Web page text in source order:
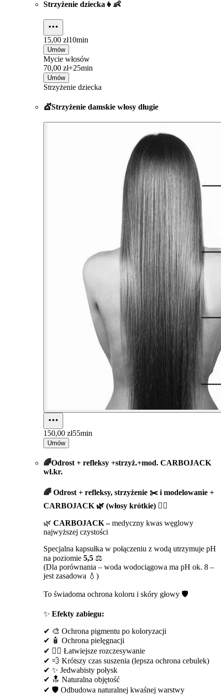
Strzyżenie dziecka👧👶
15,00 zł10min
Umów
Mycie włosów
70,00 zł+25min
Umów
Strzyżenie dziecka
💇Strzyżenie damskie włosy długie
150,00 zł55min
Umów
🌈Odrost + refleksy +strzyż.+mod. CARBOJACK
wł.kr.
🌈 Odrost + refleksy, strzyżenie ✂️ i modelowanie +
CARBOJACK 🌿 (włosy krótkie) 💇‍♀️
🌿 CARBOJACK –medyczny kwas węglowy
najwyższej czystości
Specjalna kapsułka w połączeniu z wodą utrzymuje pH
na poziomie 5,5 ⚖️
(Dla porównania – woda wodociągowa ma pH ok. 8 –
jest zasadowa 💧)
To świadoma ochrona koloru i skóry głowy 🛡️
✨ Efekty zabiegu:
✔ 🎨 Ochrona pigmentu po koloryzacji
✔ 🧴 Ochrona pielęgnacji
✔ 💁‍♀️ Łatwiejsze rozczesywanie
✔ 💨 Krótszy czas suszenia (lepsza ochrona cebulek)
✔ ✨ Jedwabisty połysk
✔ 🔝 Naturalna objętość
✔ 🛡️ Odbudowa naturalnej kwaśnej warstwy